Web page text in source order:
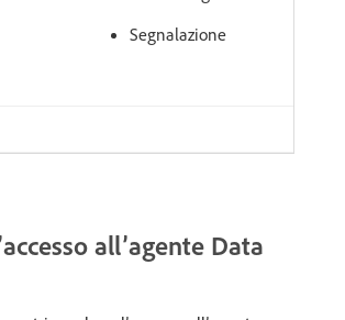
Segnalazione
all’agente Data